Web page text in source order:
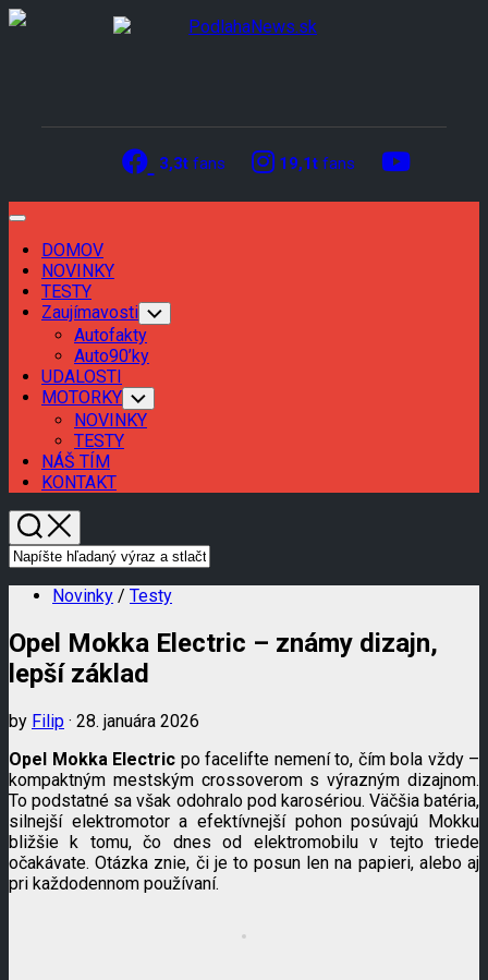
Skip
3,3tfans 19,1tfans
Expand
MenuDOMOV
Current
Page
Parent
NOVINKY
Current
Page
Parent
TESTY
Zaujímavosti Toggle
Child
Menu
Autofakty
Auto90’ky
UDALOSTI
MOTORKY Toggle
Child
Menu
NOVINKY
TESTY
NÁŠ TÍM
KONTAKT
Novinky / Testy
Opel Mokka Electric – známy dizajn,
lepší základ
by Filip · 28. januára 2026
Opel Mokka Electric po facelifte nemení to, čím bola vždy –
kompaktným mestským crossoverom s výrazným dizajnom.
To podstatné sa však odohralo pod karosériou. Väčšia batéria,
silnejší elektromotor a efektívnejší pohon posúvajú Mokku
bližšie k tomu, čo dnes od elektromobilu v tejto triede
očakávate. Otázka znie, či je to posun len na papieri, alebo aj
pri každodennom používaní.